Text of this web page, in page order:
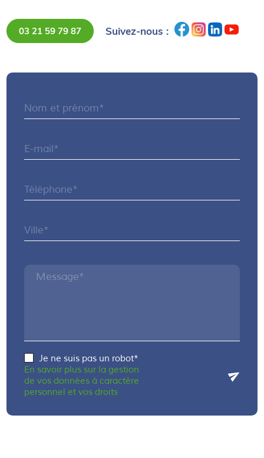
Nom et prénom*
E-mail*
Téléphone*
Ville*
Message*
Je ne suis pas un robot*
En savoir plus sur la gestion
de vos données à caractère
personnel et vos droits
03 21 59 79 87 Suivez-nous :